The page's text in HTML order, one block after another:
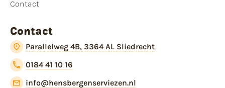
Contact
Contact
Parallelweg 4B, 3364 AL Sliedrecht
0184 41 10 16
info@hensbergenserviezen.nl